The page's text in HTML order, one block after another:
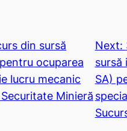
din sursă
ocuparea
lucru mecanic
Minieră
Next:
sursă
SA)